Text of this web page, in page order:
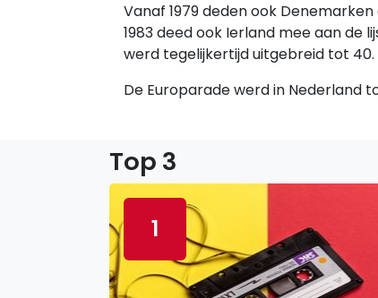
Vanaf 1979 deden ook
1983 deed ook Ierland mee aan de
werd tegelijkertijd uitgebreid tot 40.
De Europarade werd in Nederland
Top 3
1